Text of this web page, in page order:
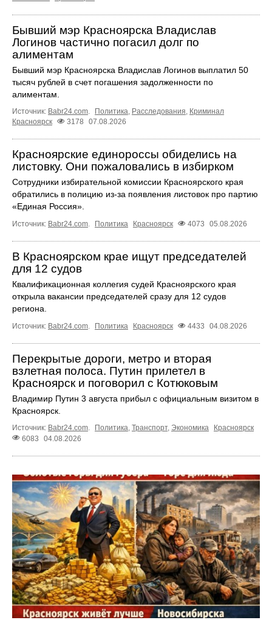
Бывший мэр Красноярска Владислав
Логинов частично погасил долг по
алиментам
Бывший мэр Красноярска Владислав Логинов выплатил 50
тысяч рублей в счет погашения задолженности по
алиментам.
Источник: Babr24.com. Политика, Расследования, Криминал
Красноярск
3178 07.08.2026
Красноярские единороссы обиделись на
листовку. Они пожаловались в избирком
Сотрудники избирательной комиссии Красноярского края
обратились в полицию из-за появления листовок про партию
«Единая Россия».
Источник: Babr24.com. Политика Красноярск 4073 05.08.2026
В Красноярском крае ищут председателей
для 12 судов
Квалификационная коллегия судей Красноярского края
открыла вакансии председателей сразу для 12 судов
региона.
Источник: Babr24.com. Политика Красноярск 4433 04.08.2026
Перекрытые дороги, метро и вторая
взлетная полоса. Путин прилетел в
Красноярск и поговорил с Котюковым
Владимир Путин 3 августа прибыл с официальным визитом в
Красноярск.
Источник: Babr24.com. Политика, Транспорт, Экономика
Красноярск
6083
04.08.2026